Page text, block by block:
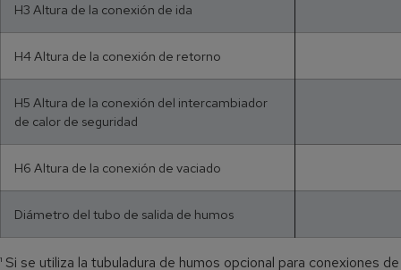
H3 Altura de la conexión de ida
H4 Altura de la conexión de retorno
H5 Altura de la conexión del intercambiador
de calor de seguridad
H6 Altura de la conexión de vaciado
Diámetro del tubo de salida de humos
¹ Si se utiliza la tubuladura de humos opcional para conexiones de